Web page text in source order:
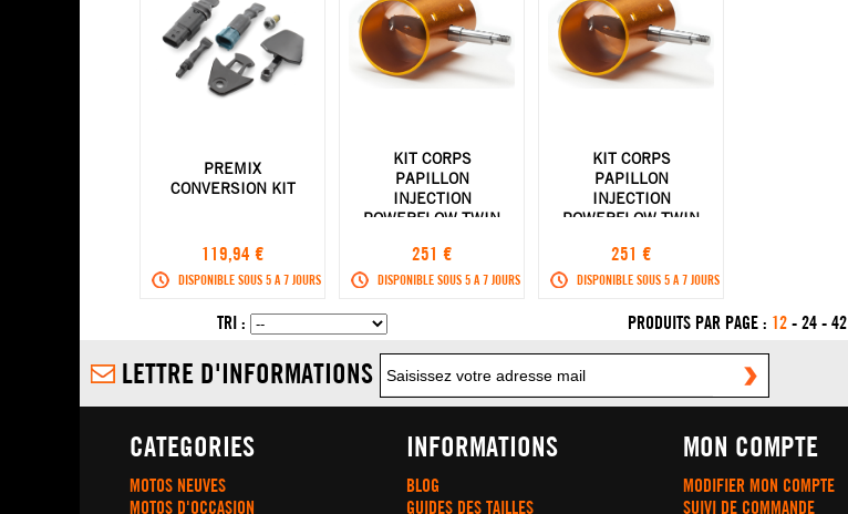
PREMIX
CONVERSION KIT
119,94 €
DISPONIBLE SOUS 5 A 7 JOURS
KIT CORPS
PAPILLON
INJECTION
POWERFLOW TWIN
250/350/450 SX-F
16-18
251 €
DISPONIBLE SOUS 5 A 7 JOURS
KIT CORPS
PAPILLON
INJECTION
POWERFLOW TWIN
250/350/450/500
EXC-F 17-18
251 €
DISPONIBLE SOUS 5 A 7 JOURS
TRI : PRODUITS PAR PAGE : 12-24-42
LETTRE D'INFORMATIONS
CATEGORIES
MOTOS NEUVES
MOTOS D'OCCASION
INFORMATIONS
BLOG
GUIDES DES TAILLES
MON COMPTE
MODIFIER MON COMPTE
SUIVI DE COMMANDE